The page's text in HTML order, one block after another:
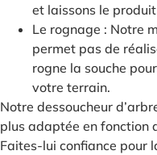
et laissons le
Le rognage : Notre
permet pas de
rogne la souche
votre terrain.
Notre dessoucheur
plus adaptée en fonction
Faites-lui confiance pour